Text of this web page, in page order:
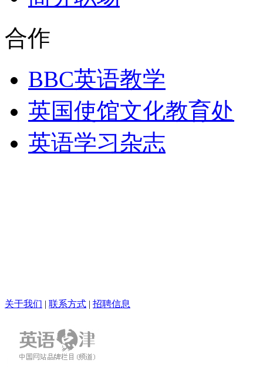
合作
BBC英语教学
英国使馆文化教育处
英语学习杂志
关于我们 | 联系方式 | 招聘信息